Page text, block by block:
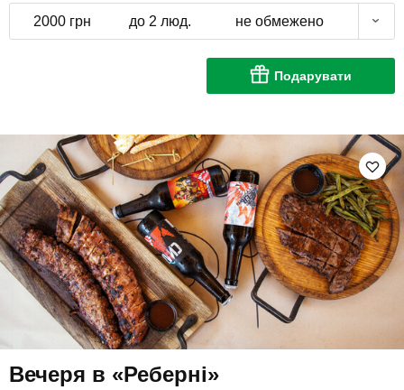
2000 грн до 2 люд. не обмежено
Подарувати
Вечеря в «Реберні»